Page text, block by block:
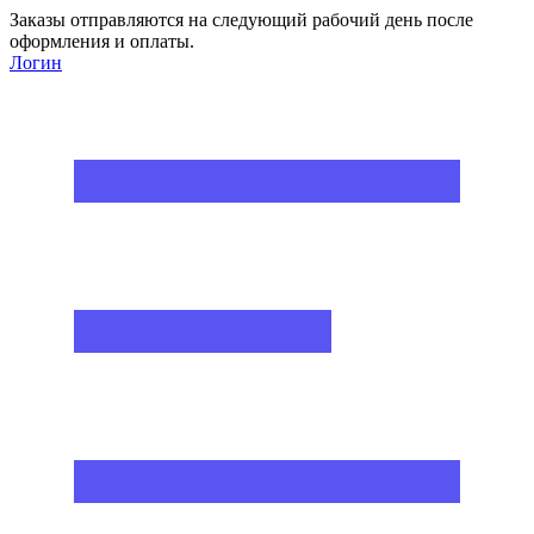
Заказы отправляются на следующий рабочий день после
оформления и оплаты.
Логин